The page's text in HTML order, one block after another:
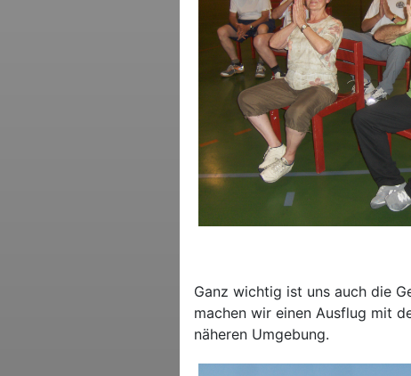
Ganz wichtig ist uns auch die
machen wir einen Ausflug mit
näheren Umgebung.